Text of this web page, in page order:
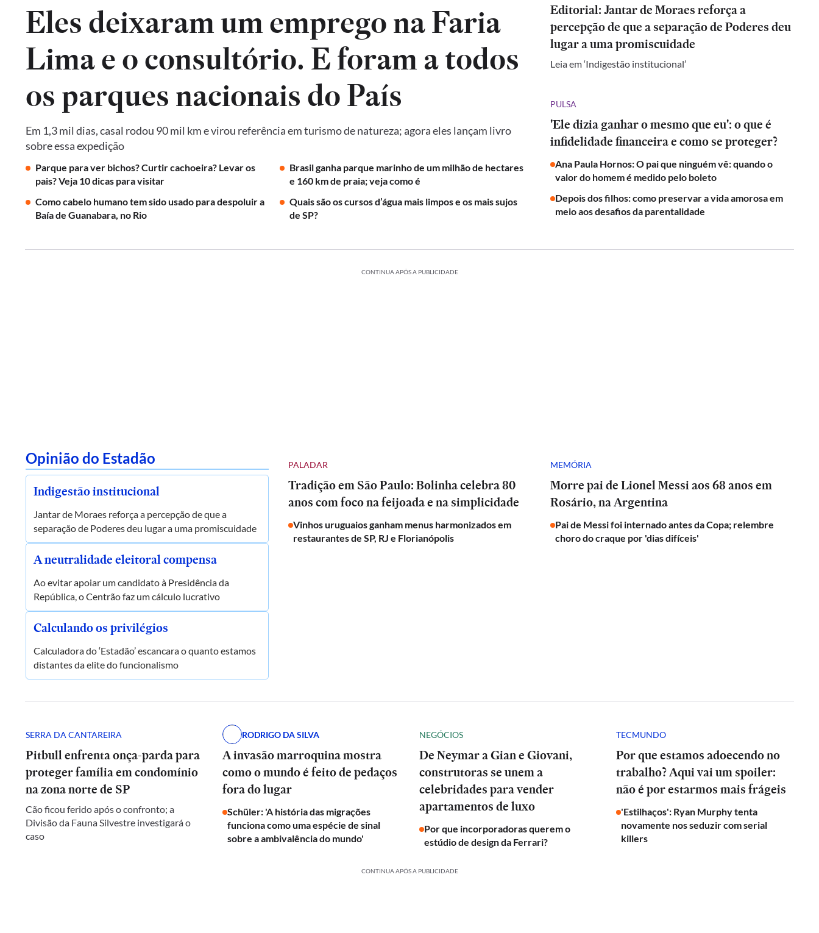
Eles deixaram um emprego na Faria
Lima e o consultório. E foram a todos
os parques nacionais do País
Em 1,3 mil dias, casal rodou 90 mil km e virou referência em turismo de natureza; agora eles lançam livro
sobre essa expedição
Parque para ver bichos? Curtir cachoeira? Levar os
pais? Veja 10 dicas para visitar
Brasil ganha parque marinho de um milhão de hectares
e 160 km de praia; veja como é
Como cabelo humano tem sido usado para despoluir a
Baía de Guanabara, no Rio
Quais são os cursos d’água mais limpos e os mais sujos
de SP?
Editorial: Jantar de Moraes reforça a
percepção de que a separação de Poderes deu
lugar a uma promiscuidade
Leia em ‘Indigestão institucional’
PULSA
'Ele dizia ganhar o mesmo que eu': o que é
infidelidade financeira e como se proteger?
Ana Paula Hornos: O pai que ninguém vê: quando o
valor do homem é medido pelo boleto
Depois dos filhos: como preservar a vida amorosa em
meio aos desafios da parentalidade
CONTINUA APÓS A PUBLICIDADE
Opinião do Estadão
Indigestão institucional
Jantar de Moraes reforça a percepção de que a
separação de Poderes deu lugar a uma promiscuidade
A neutralidade eleitoral compensa
Ao evitar apoiar um candidato à Presidência da
República, o Centrão faz um cálculo lucrativo
Calculando os privilégios
Calculadora do ‘Estadão’ escancara o quanto estamos
distantes da elite do funcionalismo
PALADAR
Tradição em São Paulo: Bolinha celebra 80
anos com foco na feijoada e na simplicidade
Vinhos uruguaios ganham menus harmonizados em
restaurantes de SP, RJ e Florianópolis
MEMÓRIA
Morre pai de Lionel Messi aos 68 anos em
Rosário, na Argentina
Pai de Messi foi internado antes da Copa; relembre
choro do craque por 'dias difíceis'
SERRA DA CANTAREIRA
Pitbull enfrenta onça-parda para
proteger família em condomínio
na zona norte de SP
Cão ficou ferido após o confronto; a
Divisão da Fauna Silvestre investigará o
caso
RODRIGO DA SILVA
A invasão marroquina mostra
como o mundo é feito de pedaços
fora do lugar
Schüler: 'A história das migrações
funciona como uma espécie de sinal
sobre a ambivalência do mundo'
NEGÓCIOS
De Neymar a Gian e Giovani,
construtoras se unem a
celebridades para vender
apartamentos de luxo
Por que incorporadoras querem o
estúdio de design da Ferrari?
TECMUNDO
Por que estamos adoecendo no
trabalho? Aqui vai um spoiler:
não é por estarmos mais frágeis
'Estilhaços': Ryan Murphy tenta
novamente nos seduzir com serial
killers
CONTINUA APÓS A PUBLICIDADE